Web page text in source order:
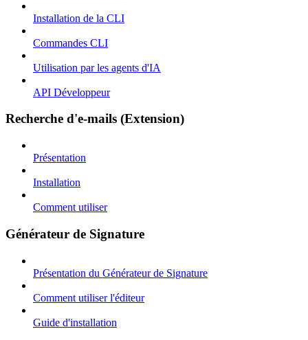
Installation de la CLI
Commandes CLI
Utilisation par les agents d'IA
API Développeur
Recherche d'e-mails (Extension)
Présentation
Installation
Comment utiliser
Générateur de Signature
Présentation du Générateur de Signature
Comment utiliser l'éditeur
Guide d'installation